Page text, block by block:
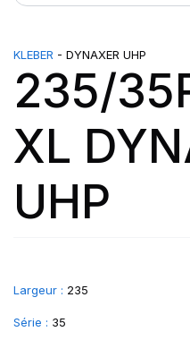
KLEBER - DYNAXER UHP
235/
XL
UHP
Largeur : 235
Série : 35